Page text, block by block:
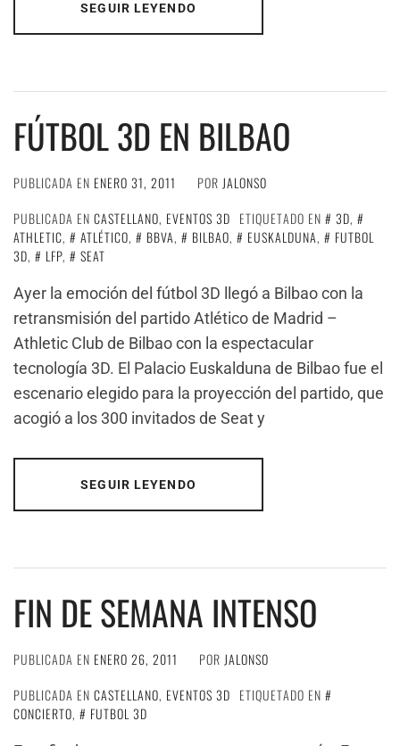
SEGUIR LEYENDO
FÚTBOL 3D EN BILBAO
PUBLICADA EN ENERO 31, 2011 POR JALONSO
PUBLICADA EN CASTELLANO, EVENTOS 3D ETIQUETADO EN 3D,
ATHLETIC, ATLÉTICO, BBVA, BILBAO, EUSKALDUNA,
FUTBOL
3D, LFP,
SEAT
Ayer la emoción del fútbol 3D llegó a Bilbao con la
retransmisión del partido Atlético de Madrid –
Athletic Club de Bilbao con la espectacular
tecnología 3D. El Palacio Euskalduna de Bilbao fue el
escenario elegido para la proyección del partido, que
acogió a los 300 invitados de Seat y
SEGUIR LEYENDO
FIN DE SEMANA INTENSO
PUBLICADA EN ENERO 26, 2011 POR JALONSO
PUBLICADA EN CASTELLANO, EVENTOS 3D ETIQUETADO EN
CONCIERTO,
FUTBOL 3D